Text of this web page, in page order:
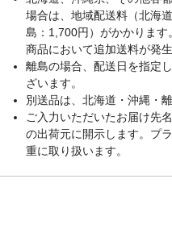
場合は、地域配送料（北海
島：1,700円）がかかりま
商品において追加送料が発
離島の場合、配送日を指定
ざいます。
別送品は、北海道・沖縄・
ご入力いただいたお届け先
の出荷元に開示します。プ
重に取り扱います。